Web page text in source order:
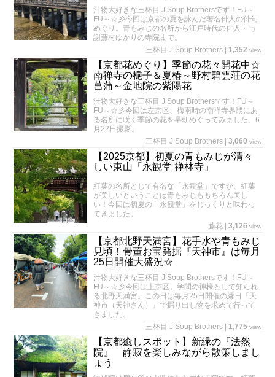
汁物大好きな三杯目 J Soup Brothersです！FU～
FU～☆彡今回は京都の夏を詠んだ著名俳人の俳句
めぐり。青もみじの名所から江戸時代の俳人・与
謝蕪村ゆかりの寺院まで。
三杯目 J Soup Brothers
1,352 view
【京都花めぐり】季節の花々開花中☆
南禅寺の梔子＆夏椿～野村碧雲荘の花
菖蒲～金地院の紫陽花
汁物大好きな三杯目 J Soup Brothersです！FU～
FU～☆彡今回は左京区、梅雨時の南禅寺界隈にあ
る名所に咲く季節の花を早朝めぐってみました。6
月22日撮影。
三杯目 J Soup Brothers
3,060 view
【2025京都】初夏の青もみじが清々
しい東山「永観堂 禅林寺」
紅葉の名所として有名な「永観堂」ですが、紅葉
が美しいということは青もみじももちろん美し
い！今回は初夏の「永観堂」をじっくりと味わっ
てきました。
藤花
3,126 view
【京都北野天満宮】花手水や青もみじ
見頃！骨董お宝発掘『天神市』は毎月
25日開催大盛況☆
汁物大好きな三杯目 J Soup Brothersです！FU～
FU～☆彡今回は上京区、学問の神様として知られ
る北野天満宮。この日は毎月25日開催の縁日『天
神市（天神さん）』で掘り出し物を求めて行って
きました。
三杯目 J Soup Brothers
1,775 view
【京都癒しスポット】新緑の『法然
院』 静寂を楽しみながら散策しまし
ょう